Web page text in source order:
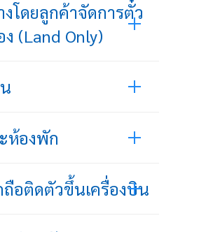
โดยลูกค้าจัดการตั๋ว
ง (Land Only)
ห้องพัก
ถือติดตัวขึ้นเครื่องบิน